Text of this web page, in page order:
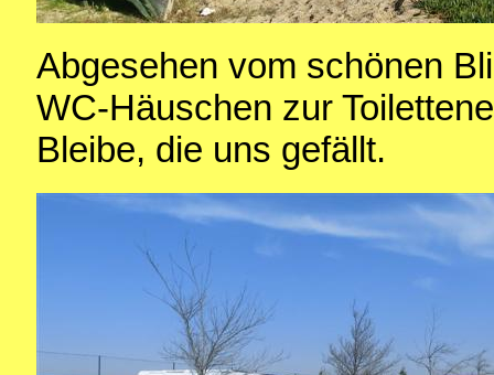
Abgesehen vom schönen
WC-Häuschen zur
Bleibe, die uns gefällt.